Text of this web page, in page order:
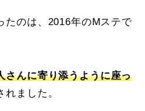
たのは、2016年のMステで
さんに寄り添うように座っ
ました。